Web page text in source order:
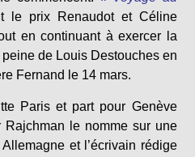
le prix Renaudot et Céline
en continuant à exercer la
de Louis Destouches en
Fernand le 14 mars.
Paris et part pour Genève
le nomme sur une
et l’écrivain rédige